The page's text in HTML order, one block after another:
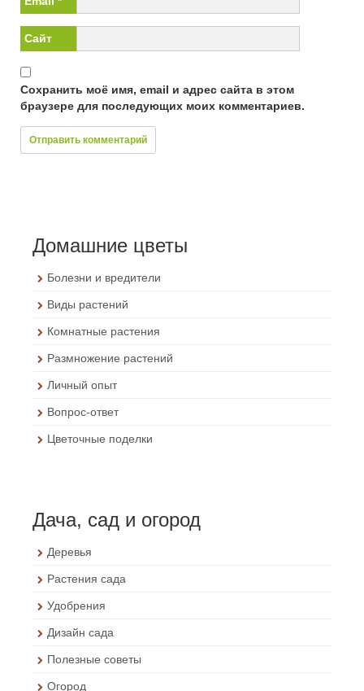
Сайт
Сохранить моё имя, email и адрес сайта в этом
браузере для последующих моих комментариев.
Домашние цветы
Болезни и вредители
Виды растений
Комнатные растения
Размножение растений
Личный опыт
Вопрос-ответ
Цветочные поделки
Дача, сад и огород
Деревья
Растения сада
Удобрения
Дизайн сада
Полезные советы
Огород